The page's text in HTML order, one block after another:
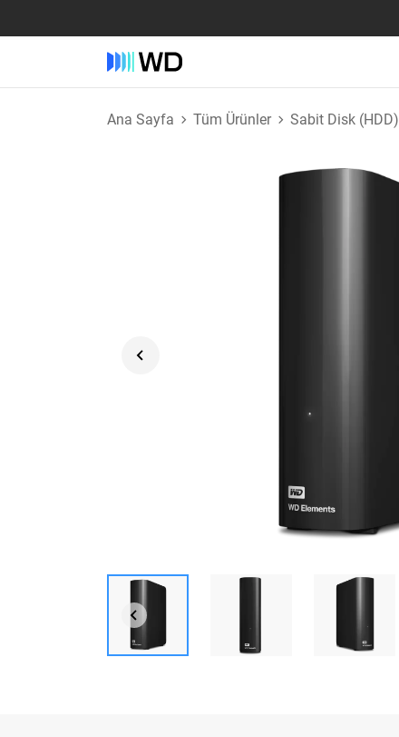
Ana Sayfa Tüm Ürünler Sabit Disk (HDD)